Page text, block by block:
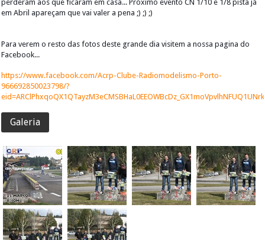
perderam aos que ficaram em casa... Próximo evento CN 1/10 e 1/8 pista já
em Abril apareçam que vai valer a pena ;) ;) ;)
Para verem o resto das fotos deste grande dia visitem a nossa pagina do
Facebook...
https://www.facebook.com/Acrp-Clube-Radiomodelismo-Porto-
966692850023798/?
Galeria